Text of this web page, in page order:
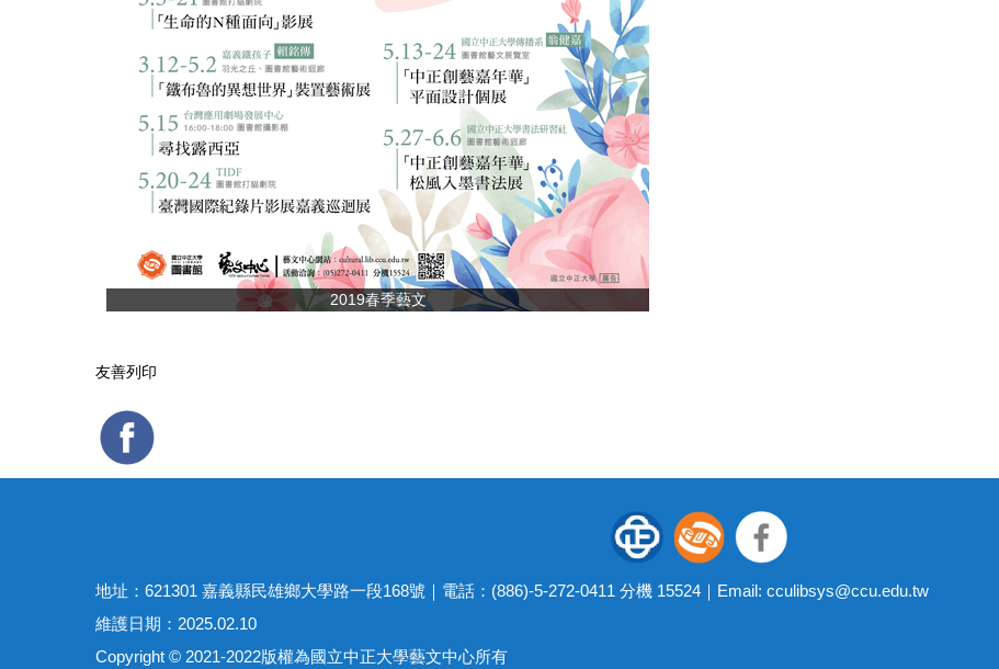
2019春季藝文
友善列印
地址：621301 嘉義縣民雄鄉大學路一段168號｜電話：(886)-5-272-0411 分機 15524｜Email: cculibsys@ccu.edu.tw
維護日期：2025.02.10
Copyright © 2021-2022版權為國立中正大學藝文中心所有